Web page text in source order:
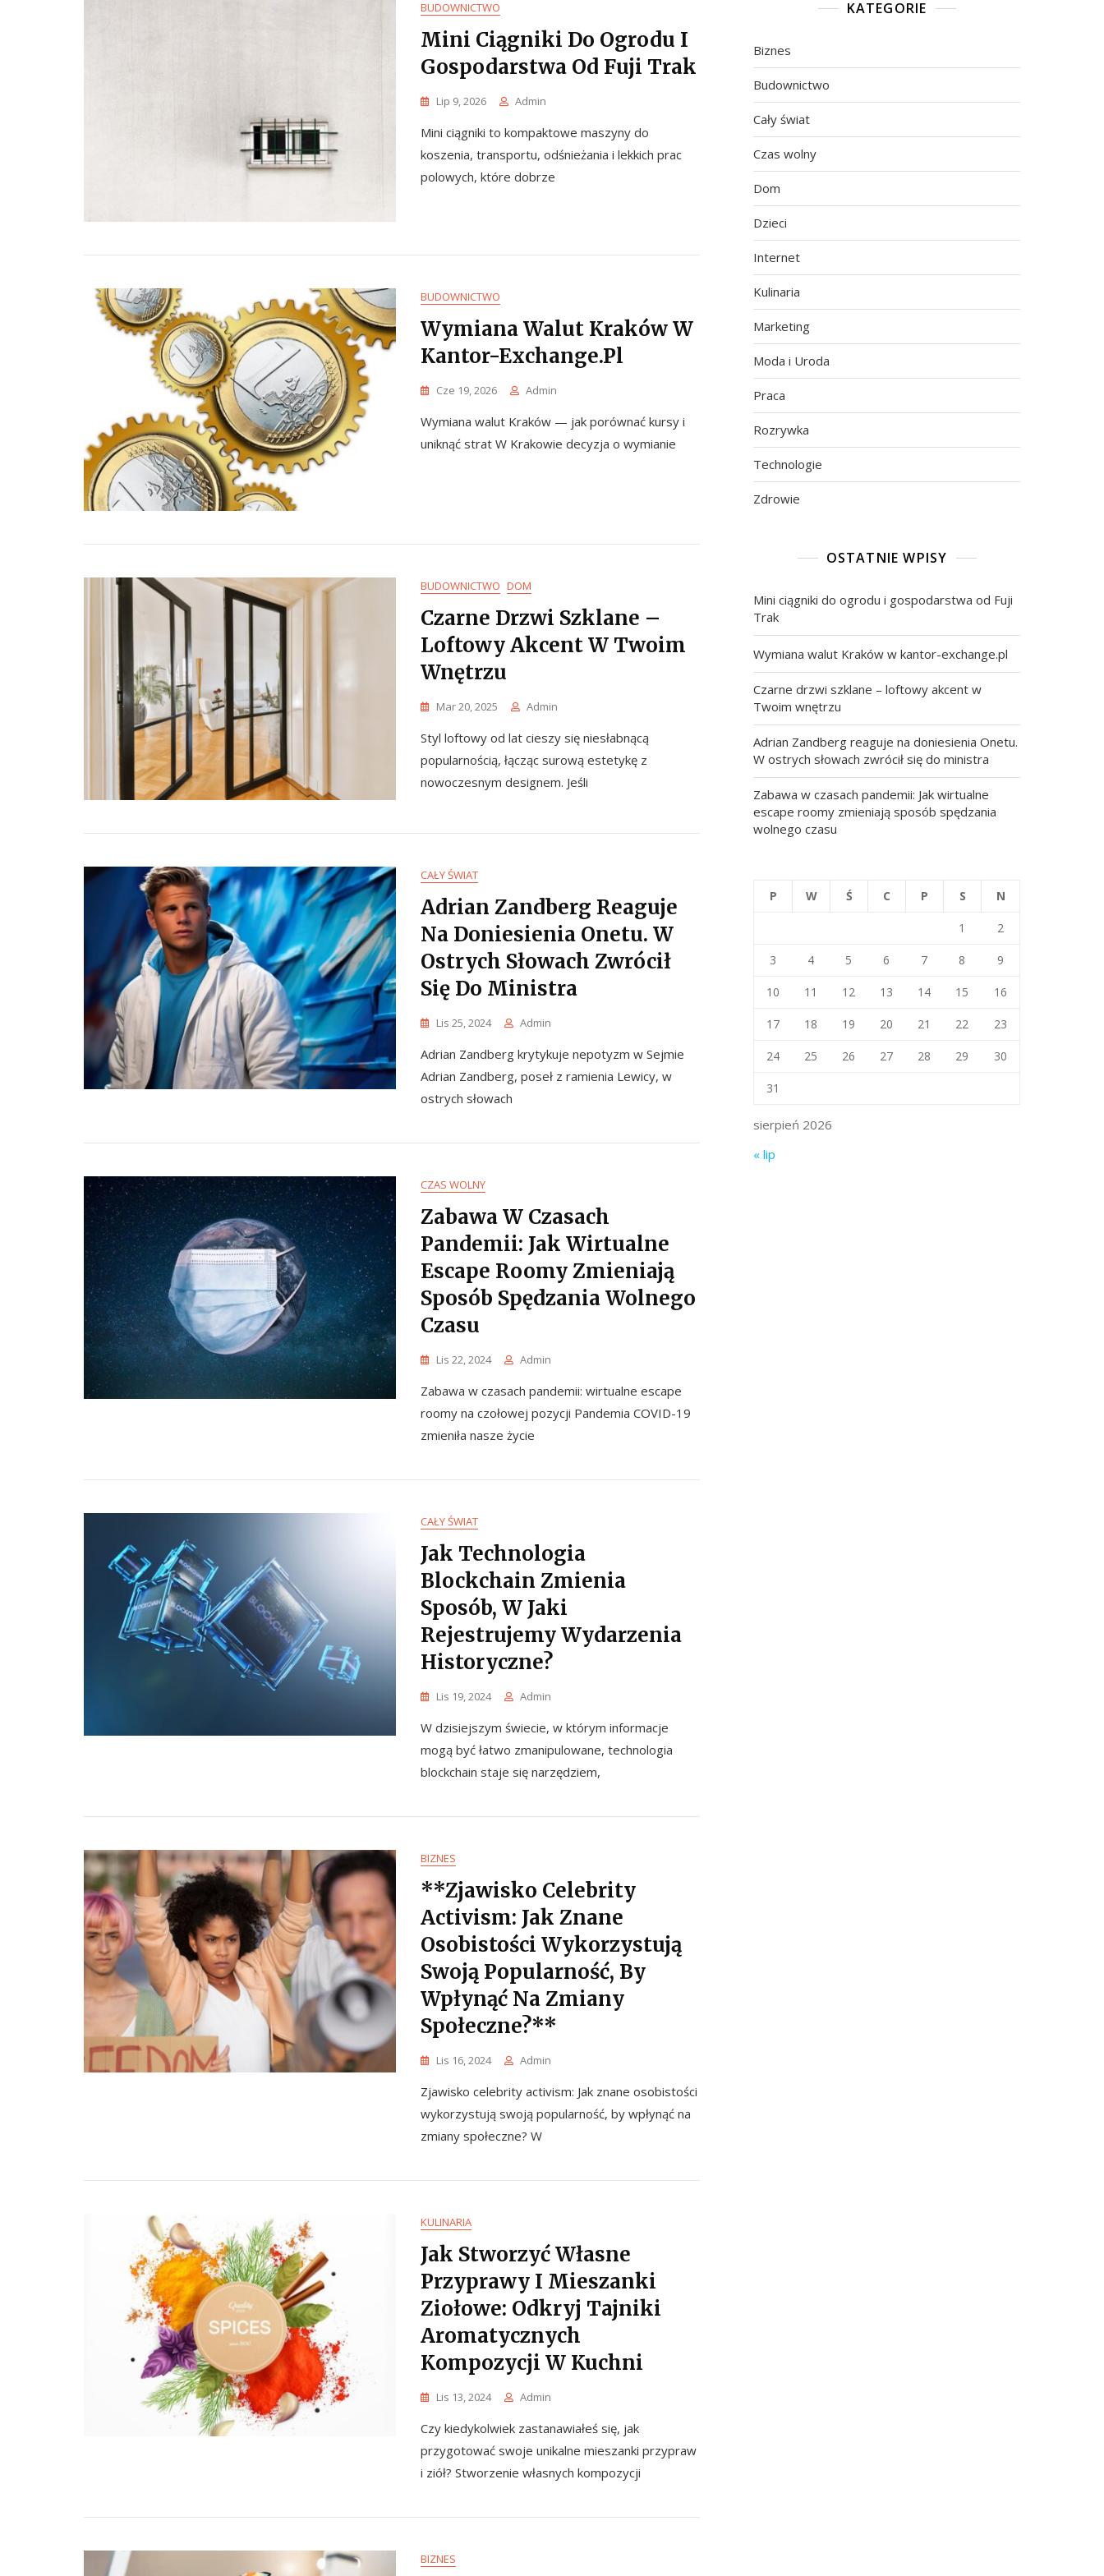
BUDOWNICTWO
Mini Ciągniki Do Ogrodu I
Gospodarstwa Od Fuji Trak
Lip 9, 2026 Admin
Mini ciągniki to kompaktowe maszyny do
koszenia, transportu, odśnieżania i lekkich prac
polowych, które dobrze
BUDOWNICTWO
Wymiana Walut Kraków W
Kantor-Exchange.pl
Cze 19, 2026 Admin
Wymiana walut Kraków — jak porównać kursy i
uniknąć strat W Krakowie decyzja o wymianie
BUDOWNICTWO DOM
Czarne Drzwi Szklane –
Loftowy Akcent W Twoim
Wnętrzu
Mar 20, 2025 Admin
Styl loftowy od lat cieszy się niesłabnącą
popularnością, łącząc surową estetykę z
nowoczesnym designem. Jeśli
CAŁY ŚWIAT
Adrian Zandberg Reaguje
Na Doniesienia Onetu. W
Ostrych Słowach Zwrócił
Się Do Ministra
Lis 25, 2024 Admin
Adrian Zandberg krytykuje nepotyzm w Sejmie
Adrian Zandberg, poseł z ramienia Lewicy, w
ostrych słowach
CZAS WOLNY
Zabawa W Czasach
Pandemii: Jak Wirtualne
Escape Roomy Zmieniają
Sposób Spędzania Wolnego
Czasu
Lis 22, 2024 Admin
Zabawa w czasach pandemii: wirtualne escape
roomy na czołowej pozycji Pandemia COVID-19
zmieniła nasze życie
CAŁY ŚWIAT
Jak Technologia
Blockchain Zmienia
Sposób, W Jaki
Rejestrujemy Wydarzenia
Historyczne?
Lis 19, 2024 Admin
W dzisiejszym świecie, w którym informacje
mogą być łatwo zmanipulowane, technologia
blockchain staje się narzędziem,
BIZNES
**Zjawisko Celebrity
Activism: Jak Znane
Osobistości Wykorzystują
Swoją Popularność, By
Wpłynąć Na Zmiany
Społeczne?**
Lis 16, 2024 Admin
Zjawisko celebrity activism: Jak znane osobistości
wykorzystują swoją popularność, by wpłynąć na
zmiany społeczne? W
KULINARIA
Jak Stworzyć Własne
Przyprawy I Mieszanki
Ziołowe: Odkryj Tajniki
Aromatycznych
Kompozycji W Kuchni
Lis 13, 2024 Admin
Czy kiedykolwiek zastanawiałeś się, jak
przygotować swoje unikalne mieszanki przypraw
i ziół? Stworzenie własnych kompozycji
BIZNES
KATEGORIE
Biznes
Budownictwo
Cały świat
Czas wolny
Dom
Dzieci
Internet
Kulinaria
Marketing
Moda i Uroda
Praca
Rozrywka
Technologie
Zdrowie
OSTATNIE WPISY
Mini ciągniki do ogrodu i gospodarstwa od Fuji
Trak
Wymiana walut Kraków w kantor-exchange.pl
Czarne drzwi szklane – loftowy akcent w
Twoim wnętrzu
Adrian Zandberg reaguje na doniesienia Onetu.
W ostrych słowach zwrócił się do ministra
Zabawa w czasach pandemii: Jak wirtualne
escape roomy zmieniają sposób spędzania
wolnego czasu
sierpień 2026
P W Ś C P S N
1 2
3 4 5 6 7 8 9
10 11 12 13 14 15 16
17 18 19 20 21 22 23
24 25 26 27 28 29 30
31
« lip